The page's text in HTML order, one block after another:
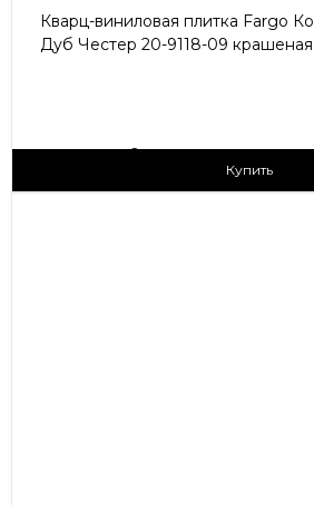
Кварц-виниловая плитка Fargo
Дуб Честер 20-9118-09
2
Купить